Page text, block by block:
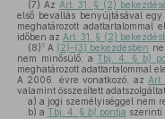
(7) Az Art. 31. § (2)
első bevallás benyújtásával
meghatározott adattartalommal
időben az Art. 31. § (2)
(8)5A (2)–(3) bekezdésben
nem minősülő, a Tbj. 4. §b)
meghatározott adattartalommal
A 2006. évre vonatkozó, az
valamint összesített
a) a jogi személyiséggel nem
b) a Tbj. 4. § b) pontja szerinti